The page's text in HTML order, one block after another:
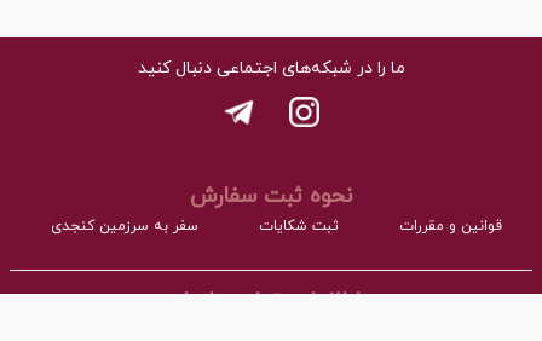
ما را در شبکه‌های اجتماعی دنبال کنید
نحوه ثبت سفارش
قوانین و مقررات ثبت شکایات سفر به سرزمین کنجدی
اطلاعات تماس با ما